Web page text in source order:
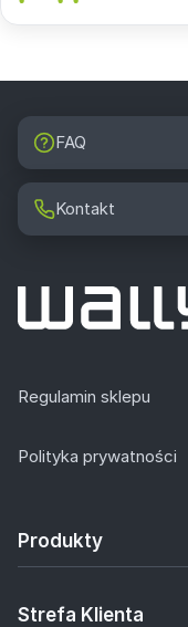
FAQ
Kontakt
Regulamin sklepu
Polityka prywatności
Produkty
Strefa Klienta